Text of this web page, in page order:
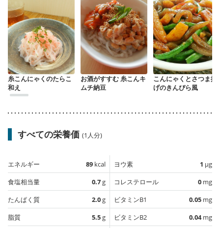
糸こんにゃくのたらこ
和え
お酒がすすむ 糸こんキ
ムチ納豆
こんにゃくとさつま揚
げのきんぴら風
すべての栄養価 (1人分)
エネルギー 89 kcal
食塩相当量
0.7g
たんぱく質
2.0g
脂質
5.5g
ヨウ素 1 µg
コレステロール
0 mg
ビタミンB1
0.05 mg
ビタミンB2
0.04mg